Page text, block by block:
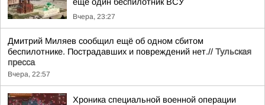
Вчера, 23:27
Дмитрий Миляев сообщил ещё об одном сбитом
беспилотнике. Пострадавших и повреждений нет.// Тульская
пресса
Вчера, 22:57
Хроника специальной военной операции